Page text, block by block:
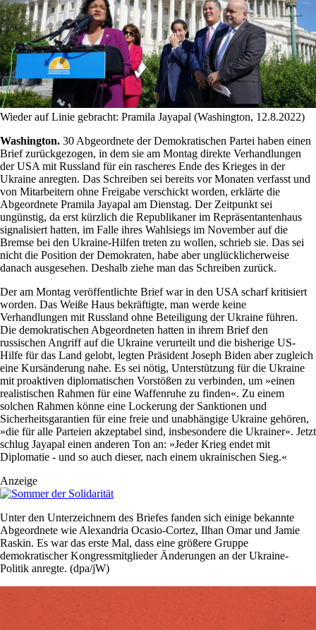
Wieder auf Linie gebracht: Pramila Jayapal (Washington, 12.8.2022)
Washington. 30 Abgeordnete der Demokratischen Partei haben einen
Brief zurückgezogen, in dem sie am Montag direkte Verhandlungen
der USA mit Russland für ein rascheres Ende des Krieges in der
Ukraine anregten. Das Schreiben sei bereits vor Monaten verfasst und
von Mitarbeitern ohne Freigabe verschickt worden, erklärte die
Abgeordnete Pramila Jayapal am Dienstag. Der Zeitpunkt sei
ungünstig, da erst kürzlich die Republikaner im Repräsentantenhaus
signalisiert hatten, im Falle ihres Wahlsiegs im November auf die
Bremse bei den Ukraine-Hilfen treten zu wollen, schrieb sie. Das sei
nicht die Position der Demokraten, habe aber unglücklicherweise
danach ausgesehen. Deshalb ziehe man das Schreiben zurück.
Der am Montag veröffentlichte Brief war in den USA scharf kritisiert
worden. Das Weiße Haus bekräftigte, man werde keine
Verhandlungen mit Russland ohne Beteiligung der Ukraine führen.
Die demokratischen Abgeordneten hatten in ihrem Brief den
russischen Angriff auf die Ukraine verurteilt und die bisherige US-
Hilfe für das Land gelobt, legten Präsident Joseph Biden aber zugleich
eine Kursänderung nahe. Es sei nötig, Unterstützung für die Ukraine
mit proaktiven diplomatischen Vorstößen zu verbinden, um »einen
realistischen Rahmen für eine Waffenruhe zu finden«. Zu einem
solchen Rahmen könne eine Lockerung der Sanktionen und
Sicherheitsgarantien für eine freie und unabhängige Ukraine gehören,
»die für alle Parteien akzeptabel sind, insbesondere die Ukrainer«. Jetzt
schlug Jayapal einen anderen Ton an: »Jeder Krieg endet mit
Diplomatie - und so auch dieser, nach einem ukrainischen Sieg.«
Anzeige
Unter den Unterzeichnern des Briefes fanden sich einige bekannte
Abgeordnete wie Alexandria Ocasio-Cortez, Ilhan Omar und Jamie
Raskin. Es war das erste Mal, dass eine größere Gruppe
demokratischer Kongressmitglieder Änderungen an der Ukraine-
Politik anregte. (dpa/jW)